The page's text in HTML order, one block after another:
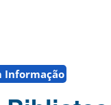
Informação